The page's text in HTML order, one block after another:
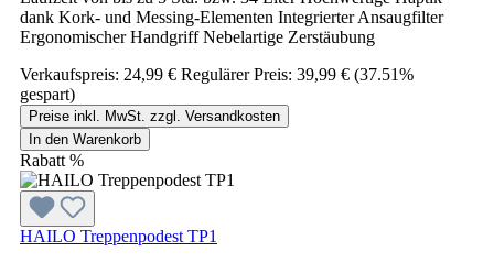
dank Kork- und Messing-Elementen Integrierter Ansaugfilter
Ergonomischer Handgriff Nebelartige Zerstäubung
Verkaufspreis: 24,99 € Regulärer Preis: 39,99 € (37.51%
gespart)
Preise inkl. MwSt. zzgl. Versandkosten
In den Warenkorb
Rabatt %
HAILO Treppenpodest TP1